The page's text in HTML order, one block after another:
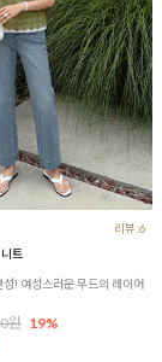
리뷰:6
트
성! 여성스러운 무드의 레이어
원 19%